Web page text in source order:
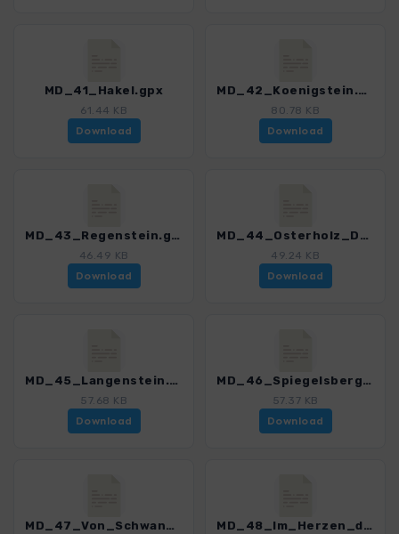
MD_41_Hakel.gpx
61.44 KB
Download
MD_42_Koenigstein.gpx
80.78 KB
Download
MD_43_Regenstein.gpx
46.49 KB
Download
MD_44_Osterholz_Derenburg.gpx
49.24 KB
Download
MD_45_Langenstein.gpx
57.68 KB
Download
MD_46_Spiegelsberge_und_Klusfelsen.gpx
57.37 KB
Download
MD_47_Von_Schwanebeck_zum_Huy.gpx MD_48_Im_Herzen_des_Huy.gpx